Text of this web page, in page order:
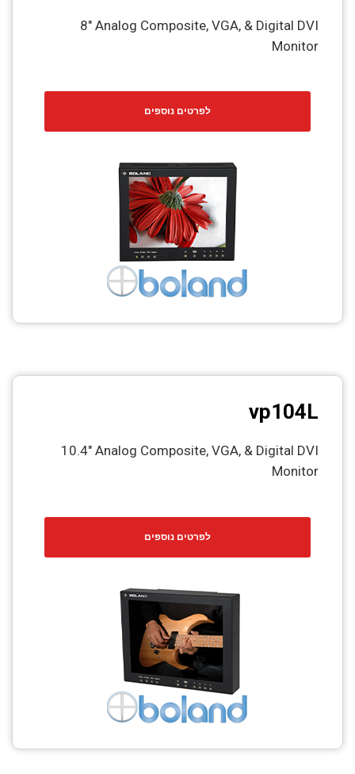
8″ Analog Composite, VGA, & Digital DVI
Monitor
לפרטים נוספים
vp104L
10.4″ Analog Composite, VGA, & Digital DVI
Monitor
לפרטים נוספים